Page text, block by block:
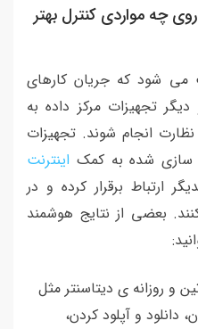
چه مواردی کنترل بهتر
می شود که جریان کارهای
تجهیزات مرکز داده به
انجام شوند. تجهیزات
سازی شده به کمک اینترنت
ارتباط برقرار کرده و در
بعضی از نتایج هوشمند
و روزانه ی دیتاسنتر مثل
دانلود و آپلود کردن،